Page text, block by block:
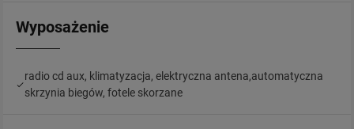
Wyposażenie
radio cd aux, klimatyzacja, elektryczna antena,automatyczna
skrzynia biegów, fotele skorzane